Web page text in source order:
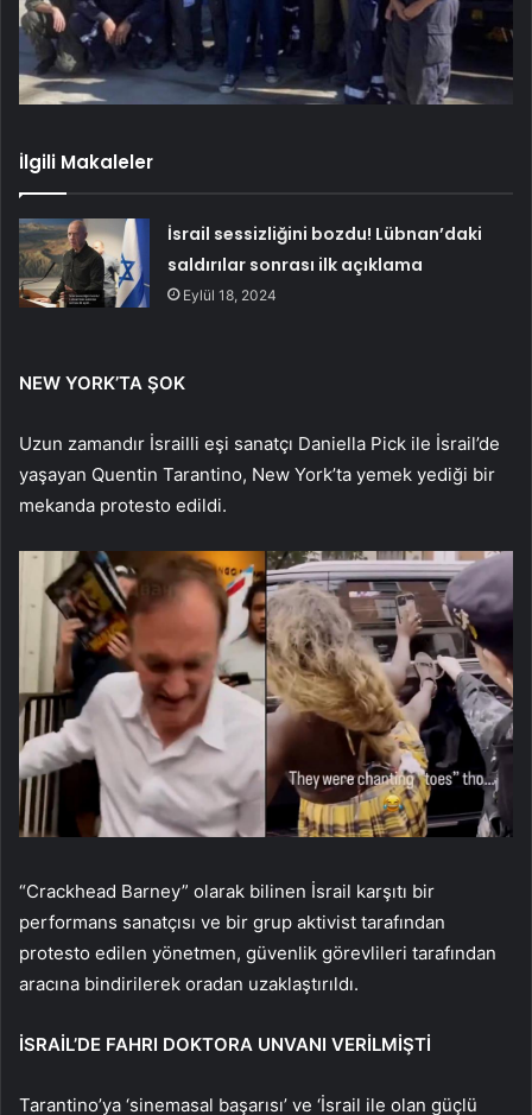
İlgili Makaleler
İsrail sessizliğini bozdu! Lübnan’daki
saldırılar sonrası ilk açıklama
Eylül 18, 2024
NEW YORK’TA ŞOK
Uzun zamandır İsrailli eşi sanatçı Daniella Pick ile İsrail’de
yaşayan Quentin Tarantino, New York’ta yemek yediği bir
mekanda protesto edildi.
“Crackhead Barney” olarak bilinen İsrail karşıtı bir
performans sanatçısı ve bir grup aktivist tarafından
protesto edilen yönetmen, güvenlik görevlileri tarafından
aracına bindirilerek oradan uzaklaştırıldı.
İSRAİL’DE FAHRI DOKTORA UNVANI VERİLMİŞTİ
Tarantino’ya ‘sinemasal başarısı’ ve ‘İsrail ile olan güçlü